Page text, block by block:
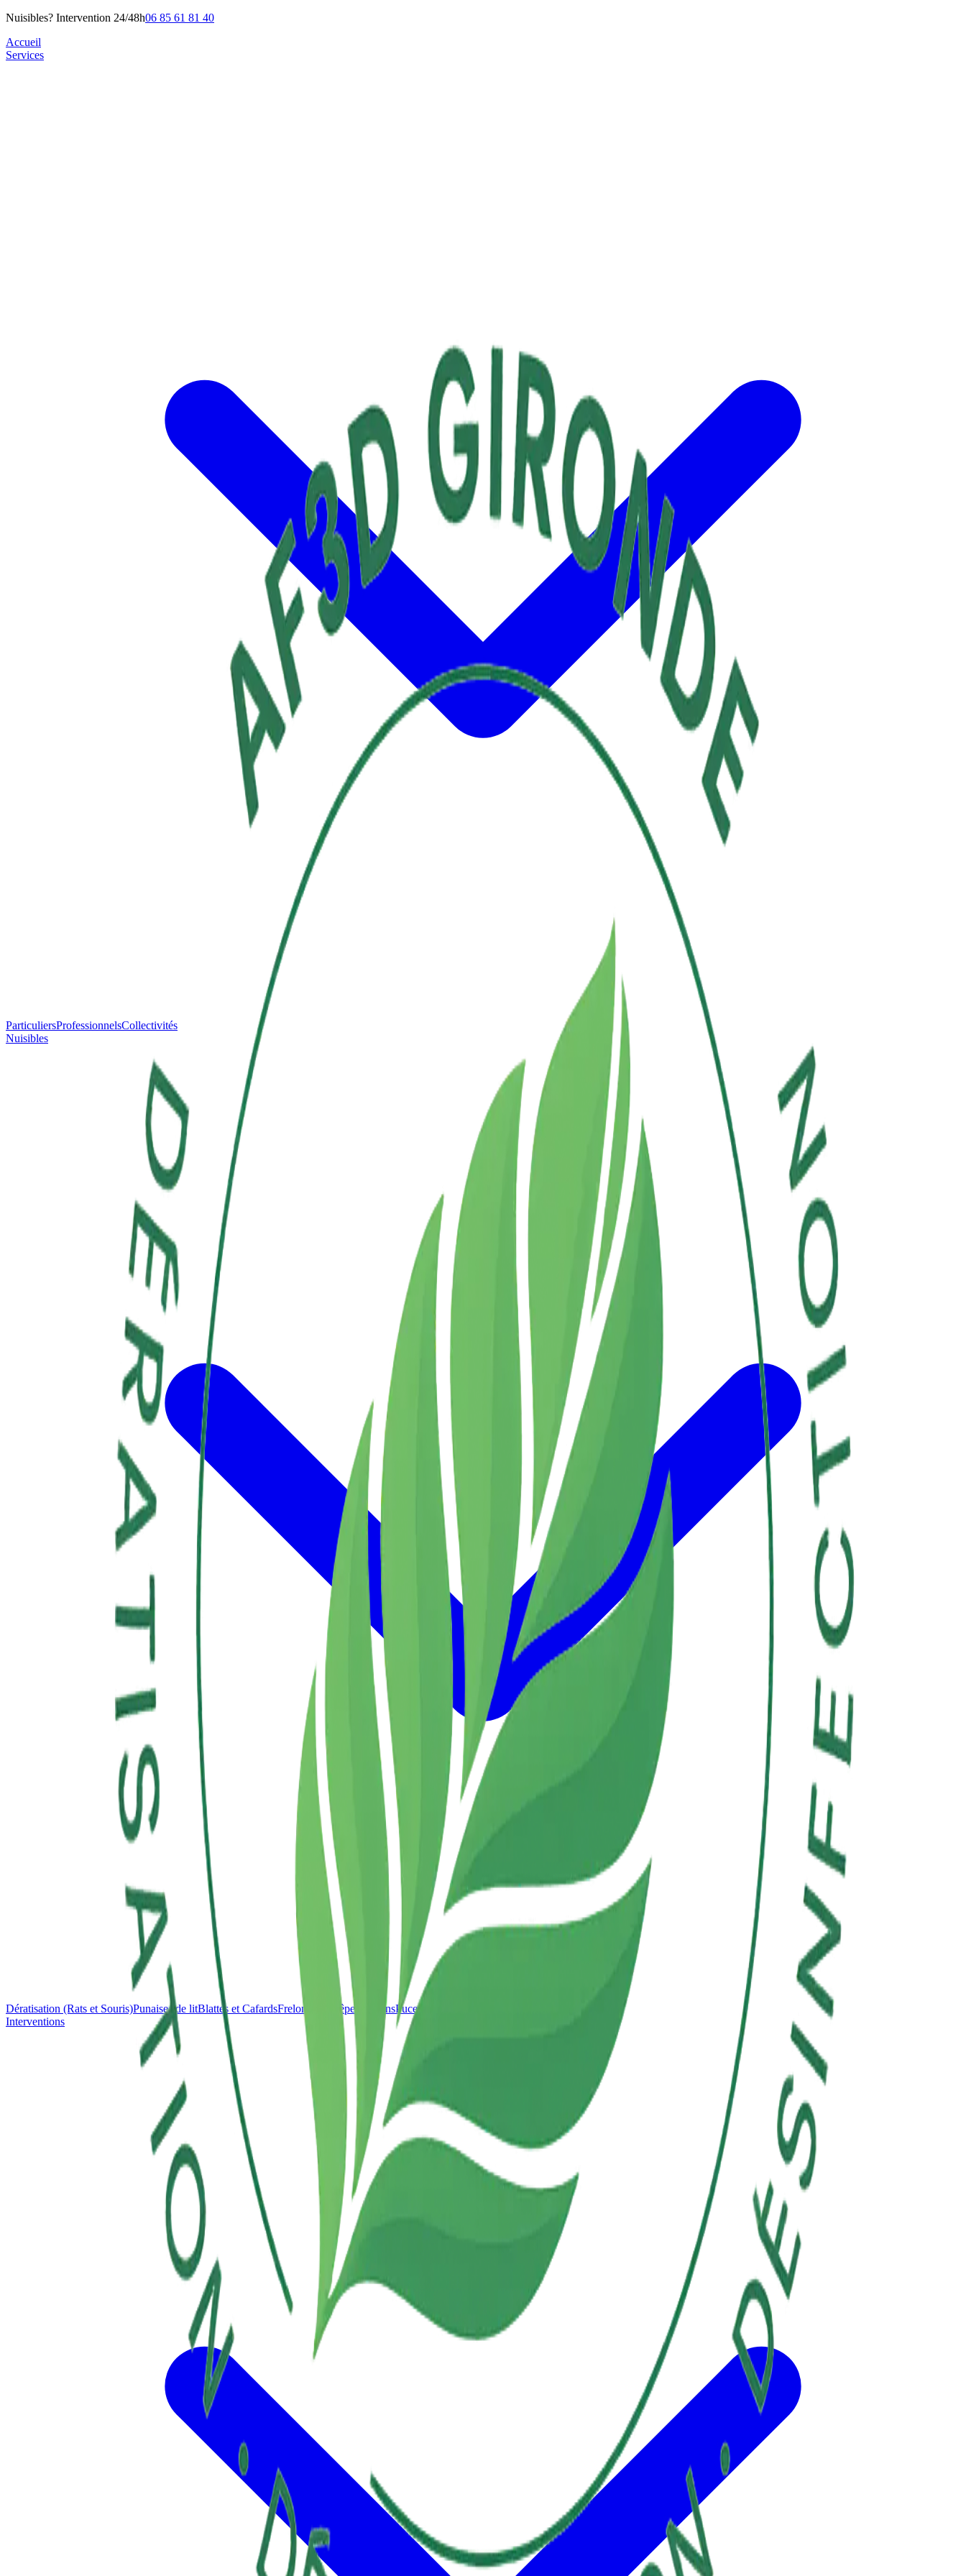
Nuisibles? Intervention 24/48h06 85 61 81 40
Accueil
Services
ParticuliersProfessionnelsCollectivités
Nuisibles
Dératisation (Rats et Souris)Punaises de litBlattes et CafardsFrelons et Guêpes PigeonsPuces
Interventions